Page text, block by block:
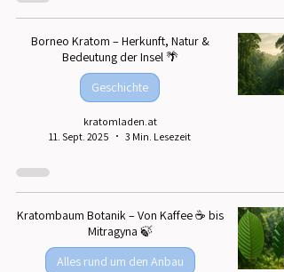
Borneo Kratom – Herkunft, Natur &
Bedeutung der Insel 🌴
Geschichte
kratomladen.at
11. Sept. 2025
3 Min. Lesezeit
Kratombaum Botanik – Von Kaffee ☕️ bis
Mitragyna 🍃
Alles rund um den Anbau